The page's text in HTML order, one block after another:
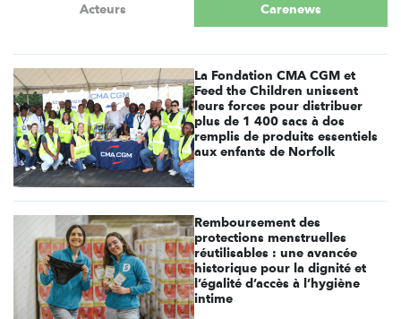
Acteurs Carenews
La Fondation CMA CGM et
Feed the Children unissent
leurs forces pour distribuer
plus de 1 400 sacs à dos
remplis de produits essentiels
aux enfants de Norfolk
Remboursement des
protections menstruelles
réutilisables : une avancée
historique pour la dignité et
l’égalité d’accès à l’hygiène
intime